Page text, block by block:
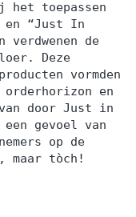
het toepassen
en “Just In
de
Deze
vormden
en
door Just in
gevoel van
op de
maar tòch!